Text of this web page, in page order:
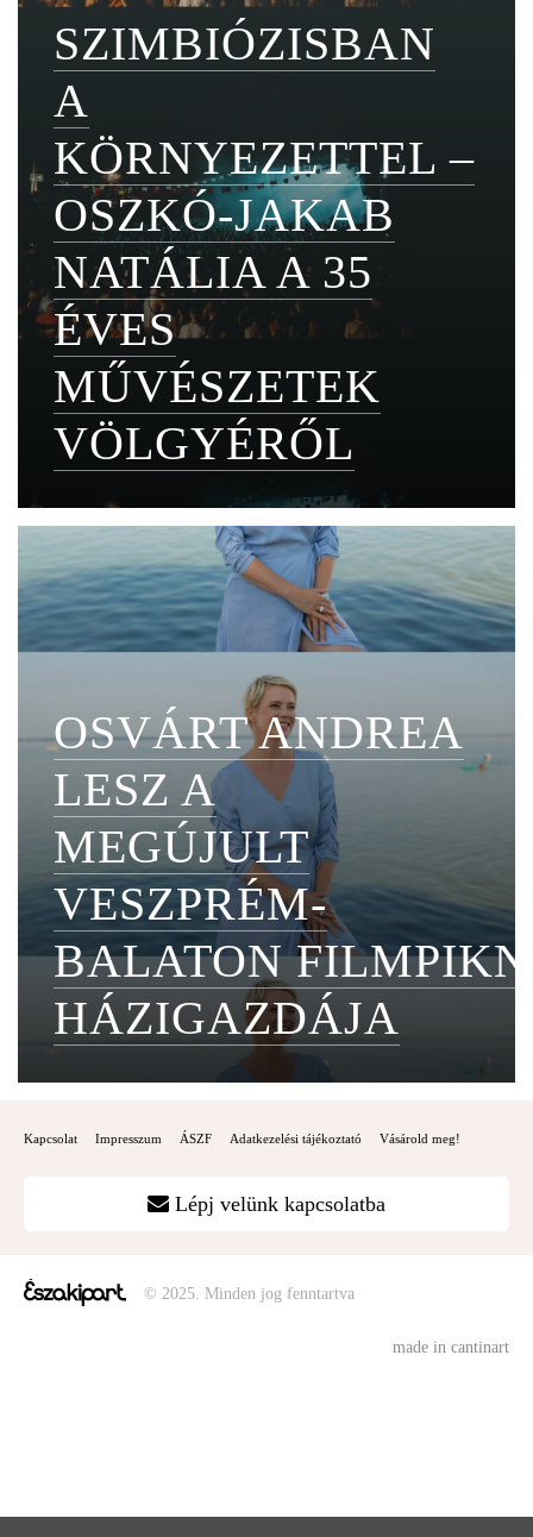
SZIMBIÓZISBAN
A
KÖRNYEZETTEL –
OSZKÓ-JAKAB
NATÁLIA A 35
ÉVES
MŰVÉSZETEK
VÖLGYÉRŐL
OSVÁRT ANDREA
LESZ A
MEGÚJULT
VESZPRÉM-
BALATON
HÁZIGAZDÁJA
Kapcsolat Impresszum ÁSZF Adatkezelési tájékoztató Vásárold meg!
Lépj velünk kapcsolatba
© 2025. Minden jog fenntartva
made in cantinart